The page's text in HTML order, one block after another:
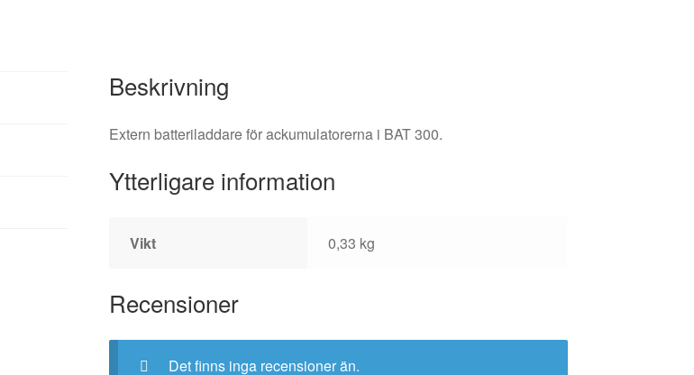
Beskrivning
Extern batteriladdare för ackumulatorerna i BAT 300.
Ytterligare information
Vikt 0,33 kg
Recensioner
Det finns inga recensioner än.